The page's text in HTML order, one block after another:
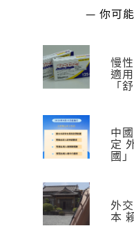
— 你可
慢
適
「
中
定
國」
外
本